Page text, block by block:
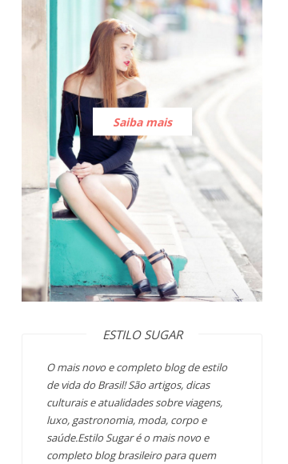
Saiba mais
ESTILO SUGAR
O mais novo e completo blog de estilo
de vida do Brasil! São artigos, dicas
culturais e atualidades sobre viagens,
luxo, gastronomia, moda, corpo e
saúde.Estilo Sugar é o mais novo e
completo blog brasileiro para quem